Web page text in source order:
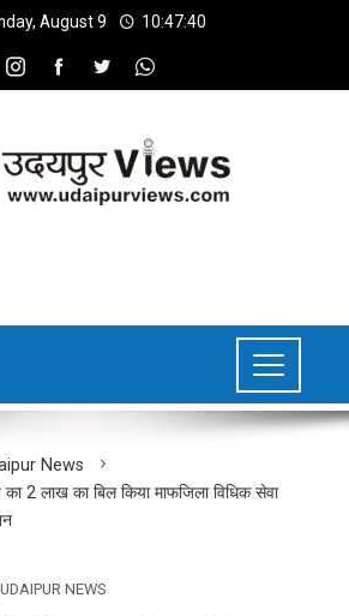
August 9 10:47:41
News
2 लाख का बिल किया माफजिला विधिक सेवा
UDAIPUR NEWS